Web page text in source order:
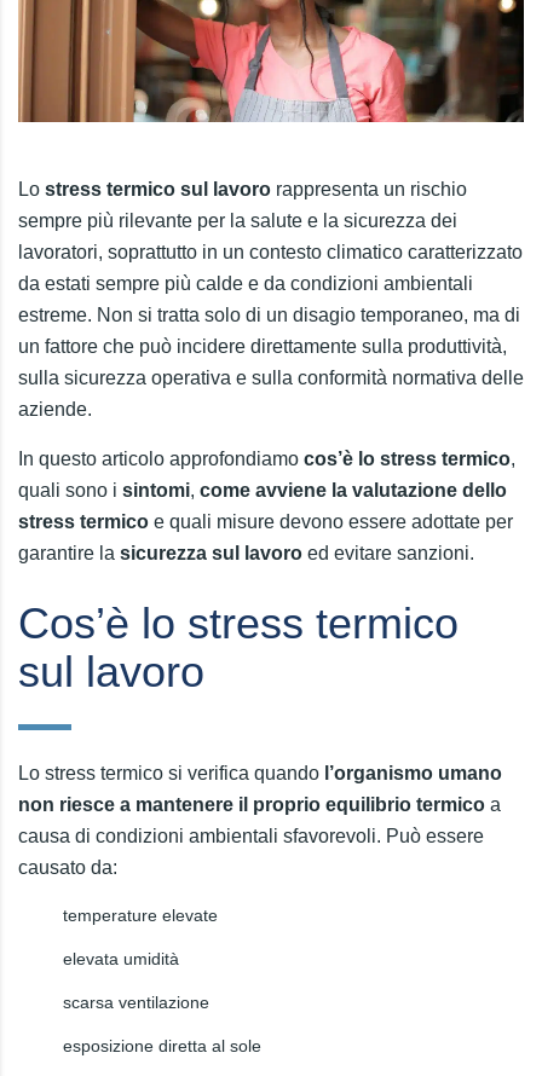
Lo stress termico sul lavoro rappresenta un rischio
sempre più rilevante per la salute e la sicurezza dei
lavoratori, soprattutto in un contesto climatico caratterizzato
da estati sempre più calde e da condizioni ambientali
estreme. Non si tratta solo di un disagio temporaneo, ma di
un fattore che può incidere direttamente sulla produttività,
sulla sicurezza operativa e sulla conformità normativa delle
aziende.
In questo articolo approfondiamo cos’è lo stress termico,
quali sono i sintomi, come avviene la valutazione dello
stress termico e quali misure devono essere adottate per
garantire la sicurezza sul lavoro ed evitare sanzioni.
Cos’è lo stress termico
sul lavoro
Lo stress termico si verifica quando l’organismo umano
non riesce a mantenere il proprio equilibrio termico a
causa di condizioni ambientali sfavorevoli. Può essere
causato da:
temperature elevate
elevata umidità
scarsa ventilazione
esposizione diretta al sole